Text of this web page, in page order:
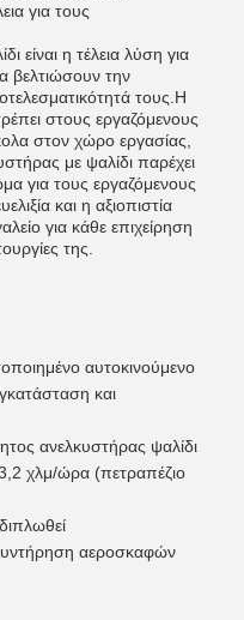
για τους
είναι η τέλεια λύση για
βελτιώσουν την
τους.Η
στους εργαζόμενους
στον χώρο εργασίας,
με ψαλίδι παρέχει
για τους εργαζόμενους
και η αξιοπιστία
για κάθε επιχείρηση
της.
αυτοκινούμενο
και
ανελκυστήρας ψαλίδι
χλμ/ώρα (πετραπέζιο
αεροσκαφών